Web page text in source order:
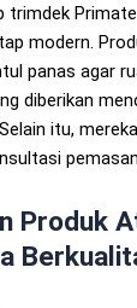
trimdek
modern.
panas agar
diberikan
itu,
Produk